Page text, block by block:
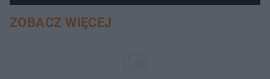
aucie
ZOBACZ WIĘCEJ